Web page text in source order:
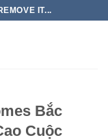
IT...
Bắc
Cuộc